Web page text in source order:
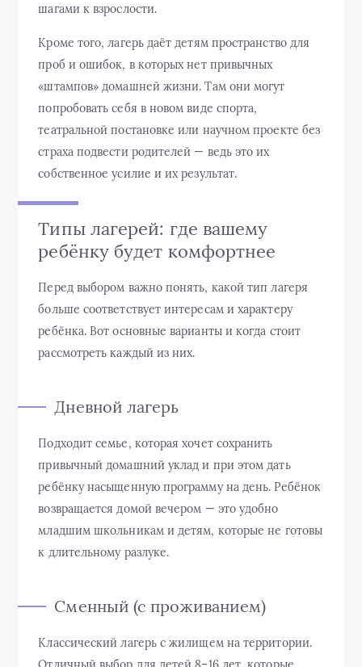
шагами к взрослости.
Кроме того, лагерь даёт детям пространство для
проб и ошибок, в которых нет привычных
«штампов» домашней жизни. Там они могут
попробовать себя в новом виде спорта,
театральной постановке или научном проекте без
страха подвести родителей — ведь это их
собственное усилие и их результат.
Типы лагерей: где вашему
ребёнку будет комфортнее
Перед выбором важно понять, какой тип лагеря
больше соответствует интересам и характеру
ребёнка. Вот основные варианты и когда стоит
рассмотреть каждый из них.
Дневной лагерь
Подходит семье, которая хочет сохранить
привычный домашний уклад и при этом дать
ребёнку насыщенную программу на день. Ребёнок
возвращается домой вечером — это удобно
младшим школьникам и детям, которые не готовы
к длительному разлуке.
Сменный (с проживанием)
Классический лагерь с жилищем на территории.